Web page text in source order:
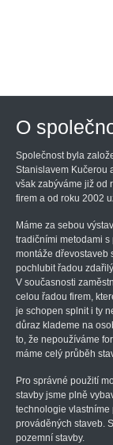
O
Společnost byla
Stanislavem Kučerou
však zabýváme již od
firem a od roku 2002
Máme za sebou
tradičními metodami
montáže dřevostaveb
pochlubit řadou
V současnosti
celou řadou firem,
je schopen splnit i ty
důraz klademe na
to, že nepoužíváme
máme celý průběh
Pro správné použití
stavby jsme plně
technologie vlastníme
prováděných staveb.
pozemní stavby.